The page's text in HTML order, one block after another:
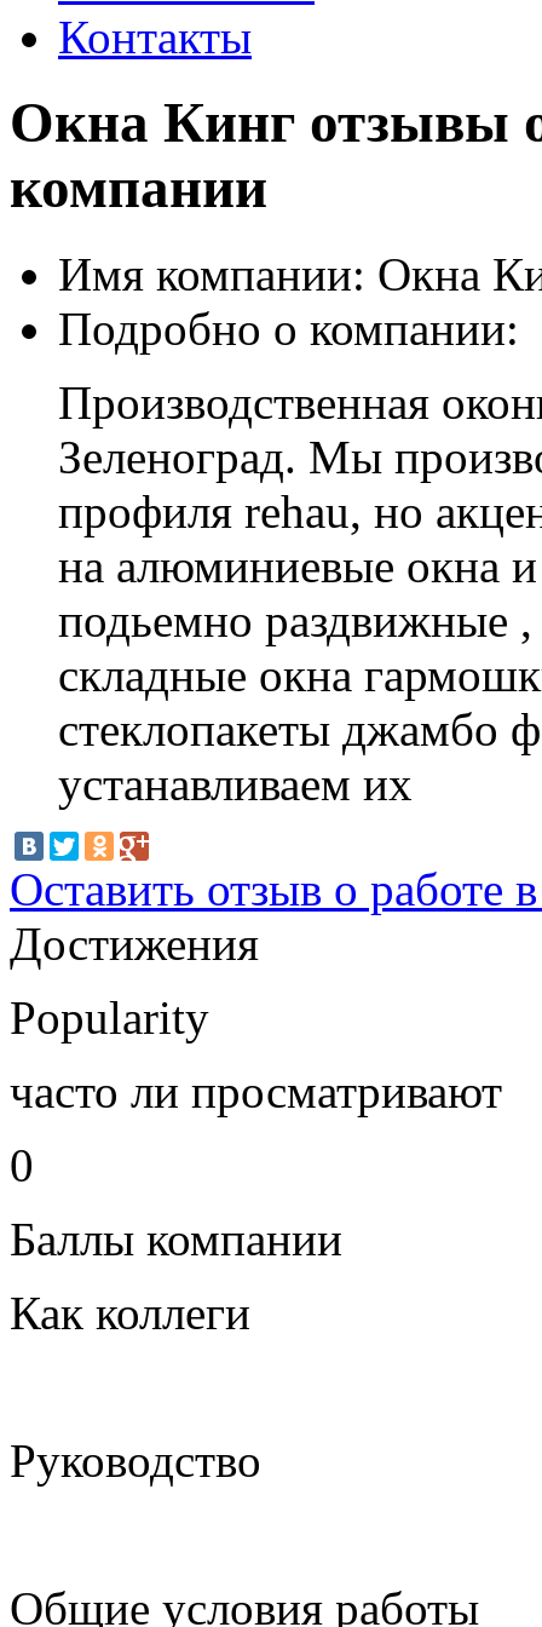
Контакты
Окна Кинг отзывы
компании
Имя компании: Окна
Подробно о компании:
Производственная
Зеленоград. Мы
профиля rehau, но
на алюминиевые окна
подьемно раздвижные
складные окна
стеклопакеты джамбо
устанавливаем их
Оставить отзыв о работе
Достижения
Popularity
часто ли просматривают
0
Баллы компании
Как коллеги
Руководство
Общие условия работы